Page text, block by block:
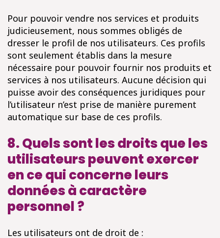
Pour pouvoir vendre nos services et produits
judicieusement, nous sommes obligés de
dresser le profil de nos utilisateurs. Ces profils
sont seulement établis dans la mesure
nécessaire pour pouvoir fournir nos produits et
services à nos utilisateurs. Aucune décision qui
puisse avoir des conséquences juridiques pour
l’utilisateur n’est prise de manière purement
automatique sur base de ces profils.
8. Quels sont les droits que les
utilisateurs peuvent exercer
en ce qui concerne leurs
données à caractère
personnel ?
Les utilisateurs ont de droit de :